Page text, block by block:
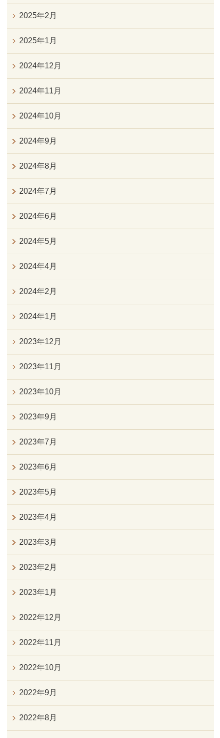
2025年2月
2025年1月
2024年12月
2024年11月
2024年10月
2024年9月
2024年8月
2024年7月
2024年6月
2024年5月
2024年4月
2024年2月
2024年1月
2023年12月
2023年11月
2023年10月
2023年9月
2023年7月
2023年6月
2023年5月
2023年4月
2023年3月
2023年2月
2023年1月
2022年12月
2022年11月
2022年10月
2022年9月
2022年8月